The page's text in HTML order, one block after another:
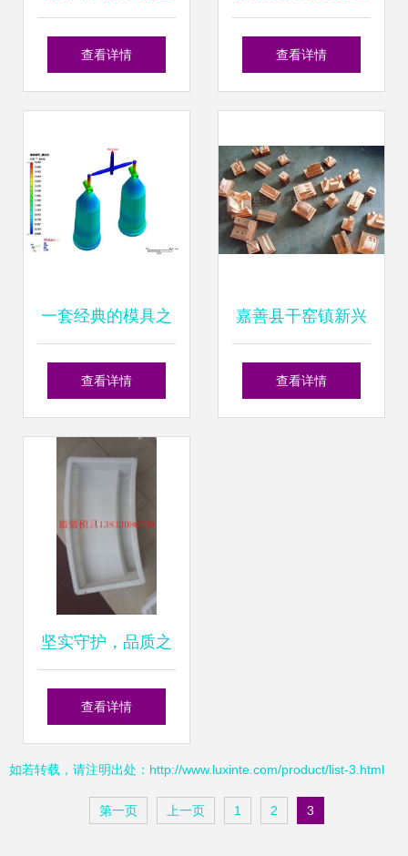
料模具厂 匠心锻
查看详情
石 聚焦佛山市南海
工厂与工具钢的应
用
查看详情
一套经典的模具之
作，小小细节多个
——模具钢的选用
之道
查看详情
嘉善县干窑镇新兴
模具电加工厂 专业
查看详情
坚实守护，品质之
选——保定徽徽模
模具
查看详情
如若转载，请注明出处：http://www.luxinte.com/product/list-3.html
第一页 上一页 1 2 3